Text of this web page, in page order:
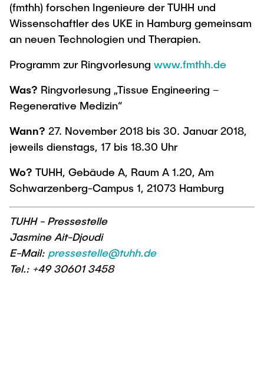
(fmthh) forschen Ingenieure der TUHH und
Wissenschaftler des UKE in Hamburg gemeinsam
an neuen Technologien und Therapien.
Programm zur Ringvorlesung www.fmthh.de
Was? Ringvorlesung „Tissue Engineering –
Regenerative Medizin“
Wann? 27. November 2018 bis 30. Januar 2018,
jeweils dienstags, 17 bis 18.30 Uhr
Wo? TUHH, Gebäude A, Raum A 1.20, Am
Schwarzenberg-Campus 1, 21073 Hamburg
TUHH - Pressestelle
Jasmine Ait-Djoudi
E-Mail: pressestelle@tuhh.de
Tel.: +49 30601 3458